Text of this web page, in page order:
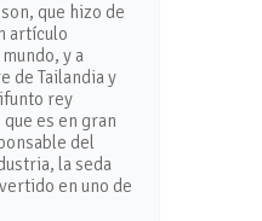
que hizo de
artículo
y a
de Tailandia y
rey
es en gran
del
la seda
en uno de